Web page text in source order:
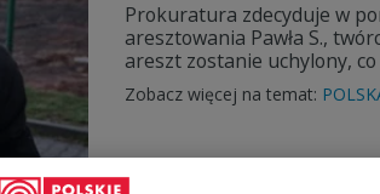
Prokuratura zdecyduje w
aresztowania Pawła S.,
areszt zostanie uchylony, co
Zobacz więcej na temat: